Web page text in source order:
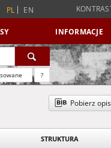
PL EN
INFORMACJE
?
Pobierz
STRUKTURA